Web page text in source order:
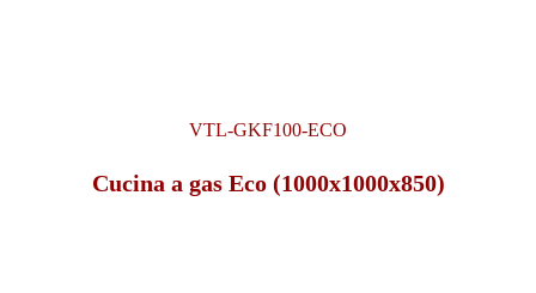
VTL-GKF100-ECO
Cucina a gas Eco (1000x1000x850)